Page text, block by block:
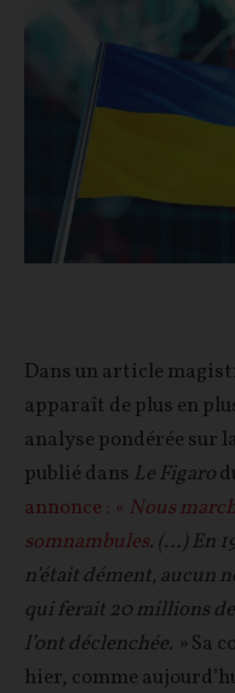
Dans un article
apparaît de plus en
analyse pondérée sur
publié dans Le Figaro
annonce : « Nous
somnambules. (…) En
n’était dément, aucun
qui ferait 20 millions
l’ont déclenchée. »Sa
hier, comme